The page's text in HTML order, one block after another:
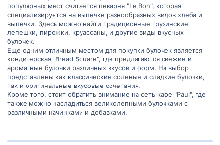
популярных мест считается пекарня "Le Bon", которая
специализируется на выпечке разнообразных видов хлеба и
выпечки. Здесь можно найти традиционные грузинские
лепешки, пирожки, круассаны, и другие виды вкусных
булочек.
Еще одним отличным местом для покупки булочек является
кондитерская "Bread Square", где предлагаются свежие и
ароматные булочки различных вкусов и форм. На выбор
представлены как классические соленые и сладкие булочки,
так и оригинальные вкусовые сочетания.
Кроме того, стоит обратить внимание на сеть кафе "Paul", где
также можно насладиться великолепными булочками с
различными начинками и добавками.